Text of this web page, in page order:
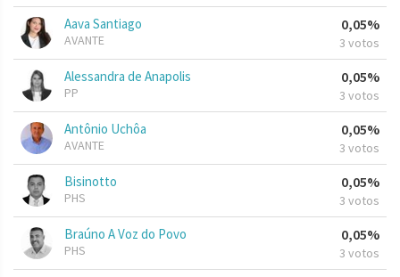
Aava Santiago
AVANTE
0,05%
3 votos
Alessandra de Anapolis
PP
0,05%
3 votos
Antônio Uchôa
AVANTE
0,05%
3 votos
Bisinotto
PHS
0,05%
3 votos
Braúno A Voz do Povo
PHS
0,05%
3 votos